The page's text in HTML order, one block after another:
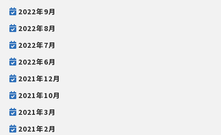
2022年9月
2022年8月
2022年7月
2022年6月
2021年12月
2021年10月
2021年3月
2021年2月